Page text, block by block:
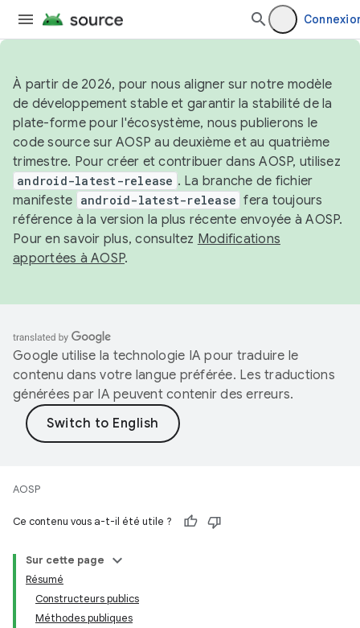
À partir de 2026, pour nous aligner sur notre modèle
de développement stable et garantir la stabilité de la
plate-forme pour l'écosystème, nous publierons le
code source sur AOSP au deuxième et au quatrième
trimestre. Pour créer et contribuer dans AOSP, utilisez
android-latest-release . La branche de fichier
manifeste android-latest-release fera toujours
référence à la version la plus récente envoyée à AOSP.
Pour en savoir plus, consultez Modifications
apportées à AOSP.
Google utilise la technologie IA pour traduire le
contenu dans votre langue préférée. Les traductions
générées par IA peuvent contenir des erreurs.
AOSP
Ce contenu vous a-t-il été utile ?
Sur cette page
Résumé
Constructeurs publics
Méthodes publiques